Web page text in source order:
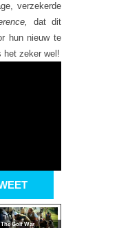
verzekerde
dat dit
hun nieuw te
het zeker wel!
The Golf War